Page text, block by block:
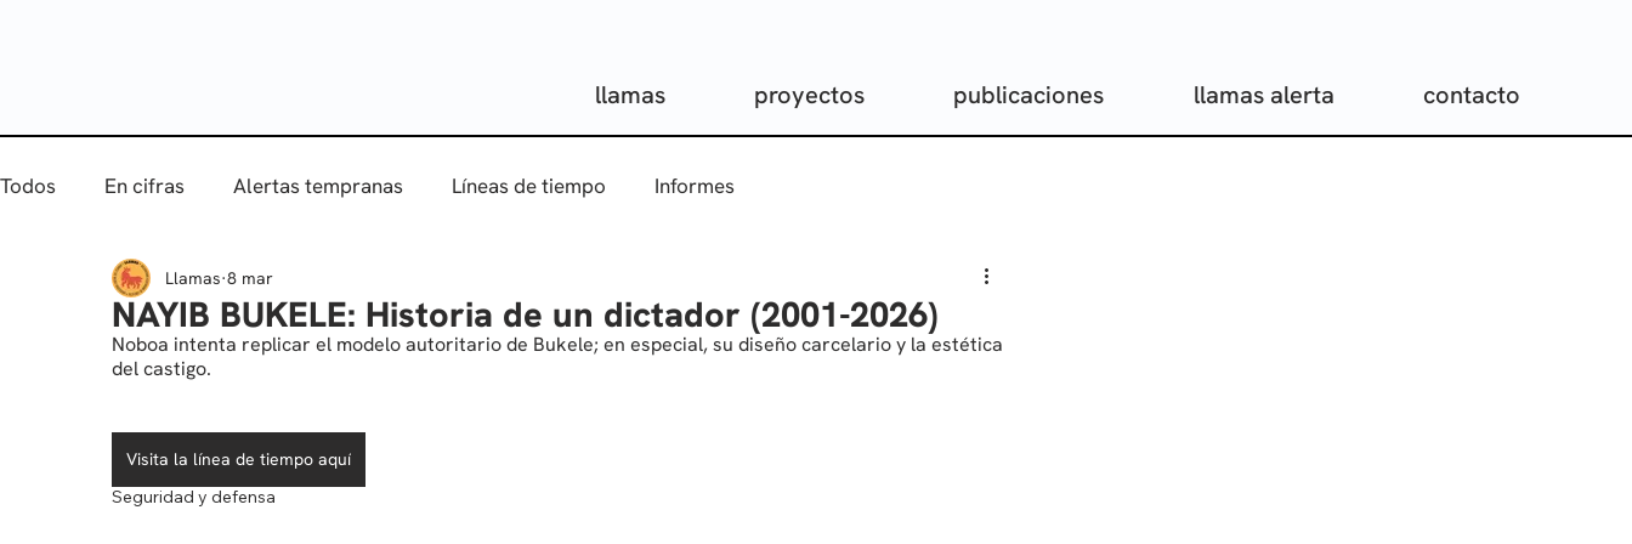
llamas proyectos publicaciones llamas alerta contacto
Todos En cifras Alertas tempranas Líneas de tiempo Informes
NAYIB BUKELE: Historia de un dictador (2001-2026)
Llamas 8 mar
Noboa intenta replicar el modelo autoritario de Bukele; en especial, su diseño carcelario y la estética
del castigo.
Visita la línea de tiempo aquí
Seguridad y defensa